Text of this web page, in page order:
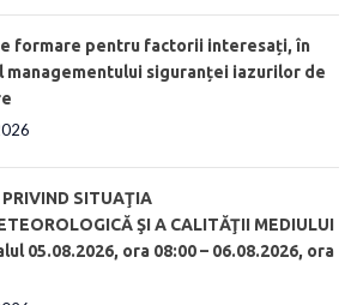
formare pentru factorii interesați, în
managementului siguranței iazurilor de
SITUAŢIA
ŞI A CALITĂŢII MEDIULUI
05.08.2026, ora 08:00 – 06.08.2026, ora